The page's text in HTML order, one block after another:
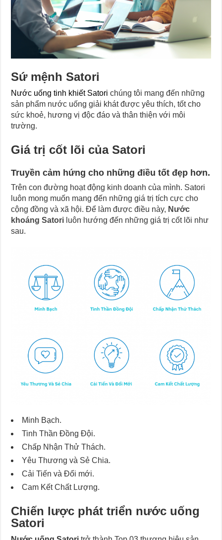
Sứ mệnh Satori
Nước uống tinh khiết Satori chúng tôi mang đến những
sản phẩm nước uống giải khát được yêu thích, tốt cho
sức khoẻ, hương vị độc đáo và thân thiện với môi
trường.
Giá trị cốt lõi của Satori
Truyền cảm hứng cho những điều tốt đẹp hơn.
Trên con đường hoạt động kinh doanh của mình. Satori
luôn mong muốn mang đến những giá trị tích cực cho
cộng đồng và xã hội. Để làm được điều này, Nước
khoáng Satori luôn hướng đến những giá trị cốt lõi như
sau.
Minh Bạch.
Tinh Thần Đồng Đội.
Chấp Nhận Thử Thách.
Yêu Thương và Sẻ Chia.
Cải Tiến và Đổi mới.
Cam Kết Chất Lượng.
Chiến lược phát triển nước uống
Satori